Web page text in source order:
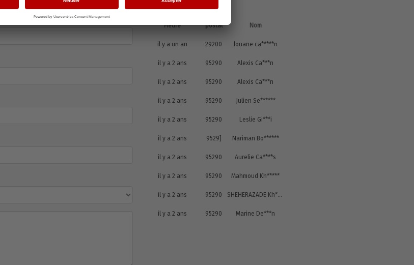
Heure
postal
Nom
il y a un an 29200 louane ca*****n
il y a 2 ans 95290 Alexis Ca***n
il y a 2 ans 95290 Alexis Ca***n
il y a 2 ans 95290 Julien Se******
il y a 2 ans 95290 Leslie Gi***i
il y a 2 ans 9529] Nariman Bo******
il y a 2 ans 95290 Aurelie Ca****s
il y a 2 ans 95290 Mahmoud Kh*****
il y a 2 ans 95290 SHEHERAZADE Kh*****
il y a 2 ans 95290 Marine De***n